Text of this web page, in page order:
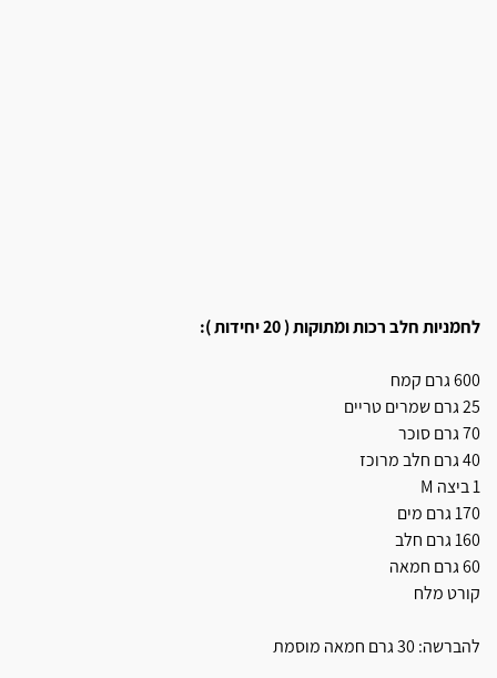
לחמניות חלב רכות ומתוקות ( 20 יחידות ):
600 גרם קמח
25 גרם שמרים טריים
70 גרם סוכר
40 גרם חלב מרוכז
1 ביצה M
170 גרם מים
160 גרם חלב
60 גרם חמאה
קורט מלח
להברשה: 30 גרם חמאה מוסמת